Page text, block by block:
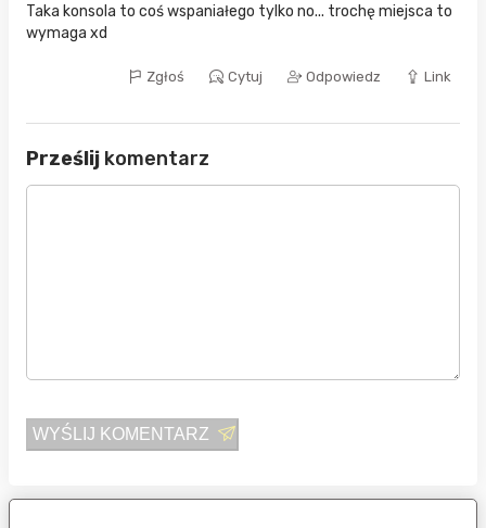
Taka konsola to coś wspaniałego tylko no... trochę miejsca to
wymaga xd
Zgłoś Cytuj Odpowiedz Link
Prześlij komentarz
WYŚLIJ KOMENTARZ